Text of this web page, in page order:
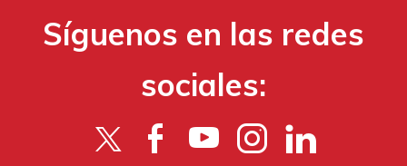
Síguenos en las redes
sociales: